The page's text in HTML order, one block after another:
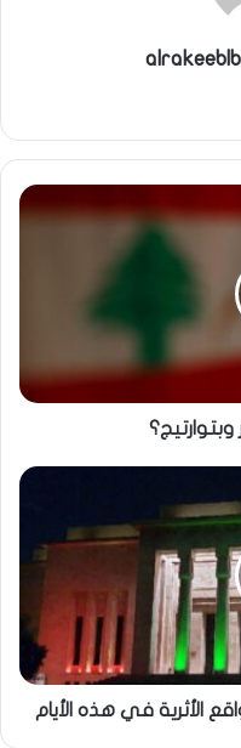
الأثرية في هذه الأيام